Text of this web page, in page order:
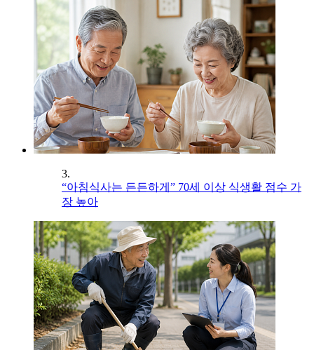
3.
“아침식사는 든든하게” 70세 이상 식생활 점수 가
장 높아